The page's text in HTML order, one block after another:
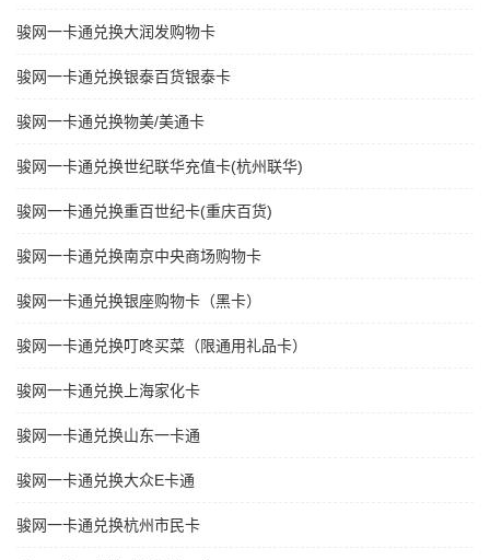
骏网一卡通兑换大润发购物卡
骏网一卡通兑换银泰百货银泰卡
骏网一卡通兑换物美/美通卡
骏网一卡通兑换世纪联华充值卡(杭州联华)
骏网一卡通兑换重百世纪卡(重庆百货)
骏网一卡通兑换南京中央商场购物卡
骏网一卡通兑换银座购物卡（黑卡）
骏网一卡通兑换叮咚买菜（限通用礼品卡）
骏网一卡通兑换上海家化卡
骏网一卡通兑换山东一卡通
骏网一卡通兑换大众E卡通
骏网一卡通兑换杭州市民卡